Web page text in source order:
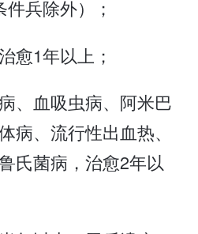
兵除外）；
愈1年以上；
、血吸虫病、阿米巴
病、流行性出血热、
氏菌病，治愈2年以